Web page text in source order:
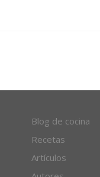
Blog de cocina
Recetas
Artículos